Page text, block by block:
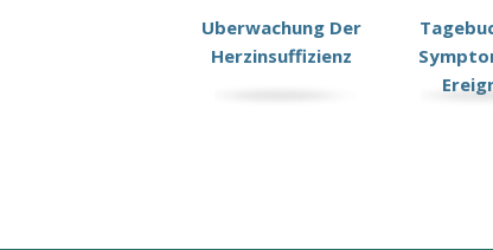
Uberwachung Der
Herzinsuffizienz